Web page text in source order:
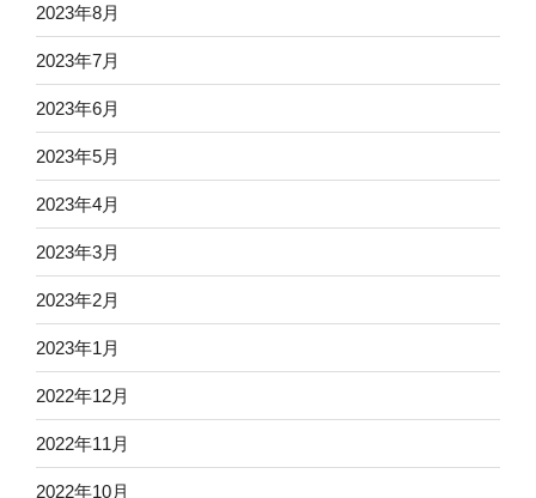
2023年8月
2023年7月
2023年6月
2023年5月
2023年4月
2023年3月
2023年2月
2023年1月
2022年12月
2022年11月
2022年10月